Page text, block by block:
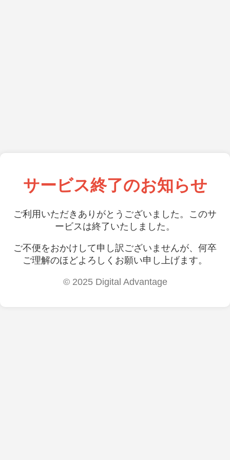
サービス終了のお知らせ
ご利用いただきありがとうございました。このサ
ービスは終了いたしました。
ご不便をおかけして申し訳ございませんが、何卒
ご理解のほどよろしくお願い申し上げます。
© 2025 Digital Advantage